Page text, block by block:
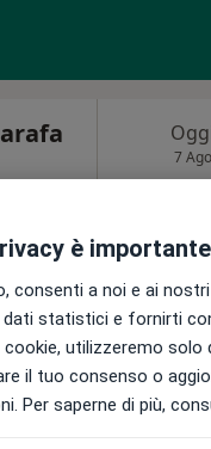
7 Ago
è importante
consenti a noi e ai
statistici e fornirti
utilizzeremo solo
il tuo consenso o
Per saperne di più,